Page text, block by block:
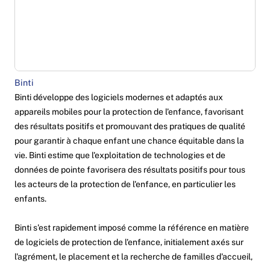
Binti
Binti développe des logiciels modernes et adaptés aux
appareils mobiles pour la protection de l'enfance, favorisant
des résultats positifs et promouvant des pratiques de qualité
pour garantir à chaque enfant une chance équitable dans la
vie. Binti estime que l'exploitation de technologies et de
données de pointe favorisera des résultats positifs pour tous
les acteurs de la protection de l'enfance, en particulier les
enfants.
Binti s'est rapidement imposé comme la référence en matière
de logiciels de protection de l'enfance, initialement axés sur
l'agrément, le placement et la recherche de familles d'accueil,